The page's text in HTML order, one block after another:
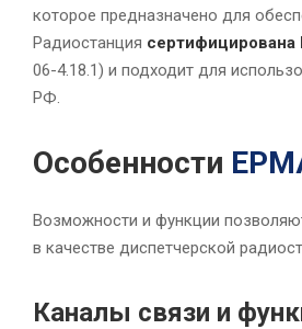
которое предназначено для
Радиостанция
06-4.18.1) и подходит для
РФ.
Особенности
Возможности и функции
в качестве диспетчерской
Каналы связи и